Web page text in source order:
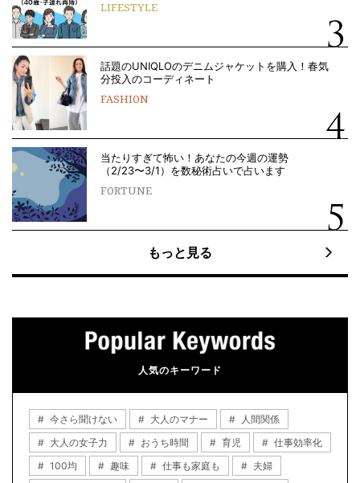
LIFESTYLE
話題のUNIQLOのデニムジャケットを購入！春気
分投入のコーディネート
FASHION
当たりすぎて怖い！あなたの今週の運勢
（2/23〜3/1）を数秘術占いで占います
FORTUNE
もっと見る
人気のキーワード
今さら聞けない 大人のマナー
人間関係
大人の女子力
おうち時間 育児
仕事効率化
100均
趣味 仕事も家庭も
夫婦